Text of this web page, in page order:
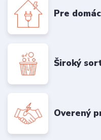
Pre
Široký
Overený